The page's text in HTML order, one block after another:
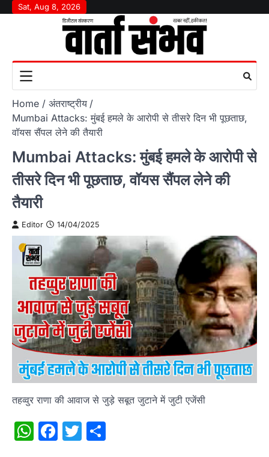
SkipSat, Aug 8, 2026
Home
अंतराष्‍ट्रीय
Mumbai Attacks: मुंबई हमले के आरोपी से तीसरे दिन भी पूछताछ,
वॉयस सैंपल लेने की तैयारी
Mumbai Attacks: मुंबई हमले के आरोपी से
तीसरे दिन भी पूछताछ, वॉयस सैंपल लेने की
तैयारी
Editor 14/04/2025
तहव्वुर राणा की आवाज से जुड़े सबूत जुटाने में जुटी एजेंसी
WhatsApp
Facebook
Twitter